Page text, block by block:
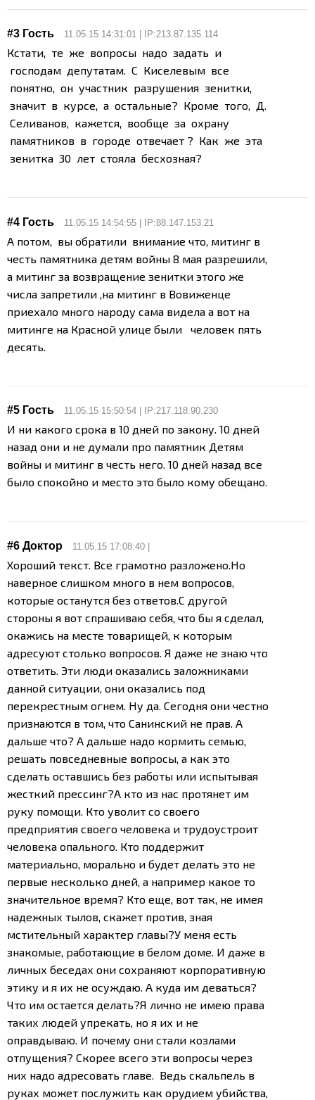
#3 Гость 11.05.15 14:31:01 | IP:213.87.135.114
Кстати, те же вопросы надо задать и
господам депутатам. С Киселевым все
понятно, он участник разрушения зенитки,
значит в курсе, а остальные? Кроме того, Д.
Селиванов, кажется, вообще за охрану
памятников в городе отвечает ? Как же эта
зенитка 30 лет стояла бесхозная?
#4 Гость 11.05.15 14:54:55 | IP:88.147.153.21
А потом, вы обратили внимание что, митинг в
честь памятника детям войны 8 мая разрешили,
а митинг за возвращение зенитки этого же
числа запретили ,на митинг в Вовиженце
приехало много народу сама видела а вот на
митинге на Красной улице были человек пять
десять.
#5 Гость 11.05.15 15:50:54 | IP:217.118.90.230
И ни какого срока в 10 дней по закону. 10 дней
назад они и не думали про памятник Детям
войны и митинг в честь него. 10 дней назад все
было спокойно и место это было кому обещано.
#6 Доктор 11.05.15 17:08:40 |
Хороший текст. Все грамотно разложено.Но
наверное слишком много в нем вопросов,
которые останутся без ответов. С другой
стороны я вот спрашиваю себя, что бы я сделал,
окажись на месте товарищей, к которым
адресуют столько вопросов. Я даже не знаю что
ответить. Эти люди оказались заложниками
данной ситуации, они оказались под
перекрестным огнем. Ну да. Сегодня они честно
признаются в том, что Санинский не прав. А
дальше что? А дальше надо кормить семью,
решать повседневные вопросы, а как это
сделать оставшись без работы или испытывая
жесткий прессинг?А кто из нас протянет им
руку помощи. Кто уволит со своего
предприятия своего человека и трудоустроит
человека опального. Кто поддержит
материально, морально и будет делать это не
первые несколько дней, а например какое то
значительное время? Кто еще, вот так, не имея
надежных тылов, скажет против, зная
мстительный характер главы?У меня есть
знакомые, работающие в белом доме. И даже в
личных беседах они сохраняют корпоративную
этику и я их не осуждаю. А куда им деваться?
Что им остается делать?Я лично не имею права
таких людей упрекать, но я их и не
оправдываю. И почему они стали козлами
отпущения? Скорее всего эти вопросы через
них надо адресовать главе. Ведь скальпель в
руках может послужить как орудием убийства,